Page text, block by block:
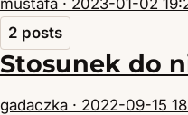
mustafa · 2023-01-02
2 posts
Stosunek do
gadaczka · 2022-09-15